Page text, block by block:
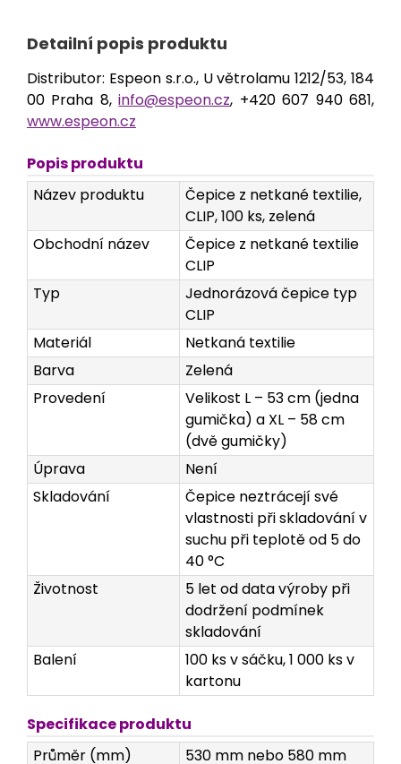
Detailní popis produktu
Distributor: Espeon s.r.o., U větrolamu 1212/53, 184
00 Praha 8,info@espeon.cz, +420 607 940 681,
www.espeon.cz
Popis produktu
Název produktu
Čepice z netkané textilie,
CLIP, 100 ks, zelená
Obchodní název
Čepice z netkané textilie
CLIP
Typ
Jednorázová čepice typ
CLIP
Materiál
Netkaná textilie
Barva
Zelená
Provedení
Velikost L – 53 cm (jedna
gumička) a XL – 58 cm
(dvě gumičky)
Úprava
Není
Skladování
Čepice neztrácejí své
vlastnosti při skladování v
suchu při teplotě od 5 do
40 °C
Životnost
5 let od data výroby při
dodržení podmínek
skladování
Balení
100 ks v sáčku, 1 000 ks v
kartonu
Specifikace produktu
Průměr (mm)
530 mm nebo 580 mm